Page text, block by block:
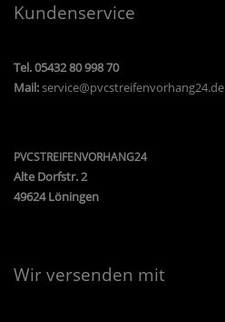
Kundenservice
Tel. 05432 80 998 70
Mail:service@pvcstreifenvorhang24.de
PVCSTREIFENVORHANG24
Alte Dorfstr. 2
49624 Löningen
Wir versenden mit